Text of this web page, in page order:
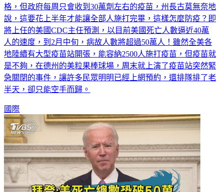
格，但政府每周只會收到30萬劑左右的疫苗，州長古莫無奈地
說，這要花上半年才能讓全部人施打完畢，這樣怎麼防疫？即
將上任的美國CDC主任預測，以目前美國死亡人數逼近40萬
人的速度，到2月中旬，病故人數將超過50萬人！雖然全美各
地陸續有大型疫苗站開張，能容納2500人施打疫苗，但疫苗就
是不夠，在德州的美粒果棒球場，周末就上演了疫苗站突然緊
急關閉的事件，讓許多民眾明明已經上網預約，還排隊排了老
半天，卻只能空手而歸。
國際